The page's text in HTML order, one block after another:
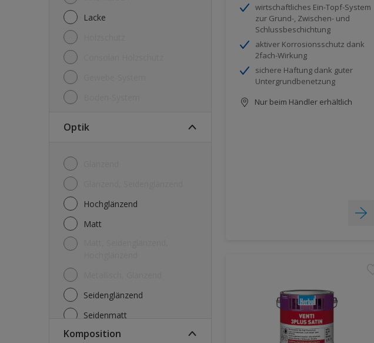
Lacke
Optik
Hochglänzend
Matt
Seidenglänzend
Seidenmatt
Seidenmatt, Seidenglänzend
Komposition
wirtschaftliches Ein-Topf-System
zur Grund-, Zwischen- und
Schlussbeschichtung
aktiver Korrosionsschutz dank
2fach-Wirkung
sichere Haftung dank guter
Untergrundbenetzung
Nur beim Händler erhältlich